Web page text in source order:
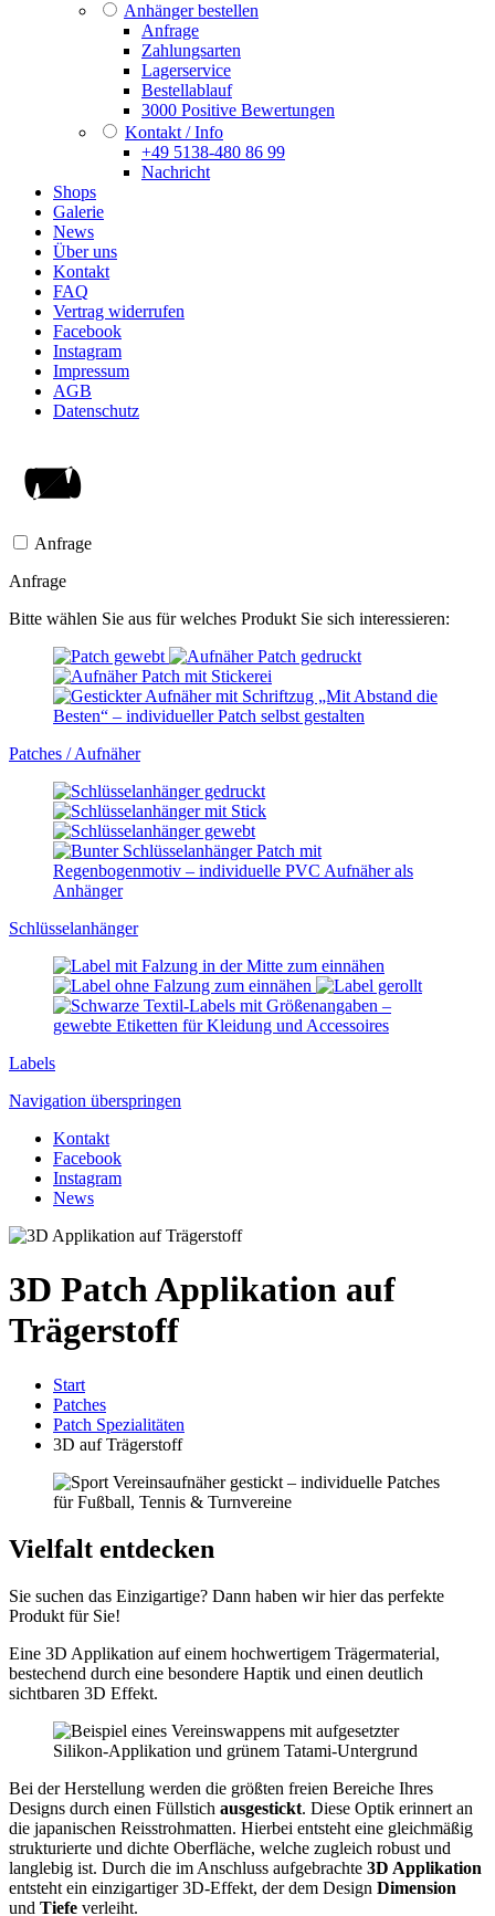
Anhänger bestellen
Anfrage
Zahlungsarten
Lagerservice
Bestellablauf
3000 Positive Bewertungen
Kontakt / Info
+49 5138-480 86 99
Nachricht
Shops
Galerie
News
Über uns
Kontakt
FAQ
Vertrag widerrufen
Facebook
Instagram
Impressum
AGB
Datenschutz
Anfrage
Anfrage
Bitte wählen Sie aus für welches Produkt Sie sich interessieren:
Patches / Aufnäher
Schlüssel­anhänger
Labels
Navigation überspringen
Kontakt
Facebook
Instagram
News
3D Patch Applikation auf
Trägerstoff
Start
Patches
Patch Spezialitäten
3D auf Trägerstoff
Vielfalt entdecken
Sie suchen das Einzigartige? Dann haben wir hier das perfekte
Produkt für Sie!
Eine 3D Applikation auf einem hochwertigem Trägermaterial,
bestechend durch eine besondere Haptik und einen deutlich
sichtbaren 3D Effekt.
Bei der Herstellung werden die größten freien Bereiche Ihres
Designs durch einen Füllstich ausgestickt. Diese Optik erinnert an
die japanischen Reisstrohmatten. Hierbei entsteht eine gleichmäßig
strukturierte und dichte Oberfläche, welche zugleich robust und
langlebig ist. Durch die im Anschluss aufgebrachte 3D Applikation
entsteht ein einzigartiger 3D-Effekt, der dem Design Dimension
und Tiefe verleiht.